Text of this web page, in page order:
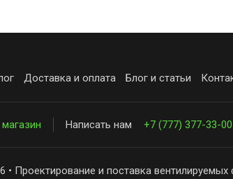
Доставка и оплата Блог и статьи
Написать нам +7 (777) 377-33-00
• Проектирование и поставка вентилируемых